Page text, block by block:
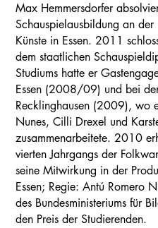
Max Hemmersdorfer
Schauspielausbildung an
Künste in Essen. 2011
dem staatlichen
Studiums hatte er
Essen (2008/09) und bei
Recklinghausen (2009), wo
Nunes, Cilli Drexel und
zusammenarbeitete. 2010
vierten Jahrgangs der
seine Mitwirkung in der
Essen; Regie: Antú Romero
des Bundesministeriums für
den Preis der Studierenden.